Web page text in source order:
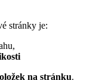
stránky je:
na stránku.